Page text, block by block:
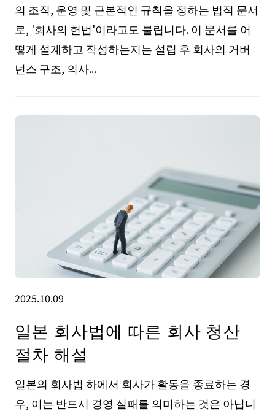
의 조직, 운영 및 근본적인 규칙을 정하는 법적 문서
로, '회사의 헌법'이라고도 불립니다. 이 문서를 어
떻게 설계하고 작성하는지는 설립 후 회사의 거버
넌스 구조, 의사...
2025.10.09
일본 회사법에 따른 회사 청산
절차 해설
일본의 회사법 하에서 회사가 활동을 종료하는 경
우, 이는 반드시 경영 실패를 의미하는 것은 아닙니